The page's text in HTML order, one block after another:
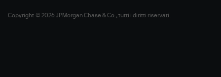
Copyright © 2026 JPMorgan Chase & Co., tutti i diritti riservati.